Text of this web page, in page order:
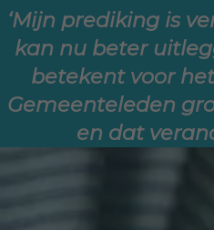
‘Mijn prediking is
kan nu beter
betekent voor
Gemeenteleden
en dat